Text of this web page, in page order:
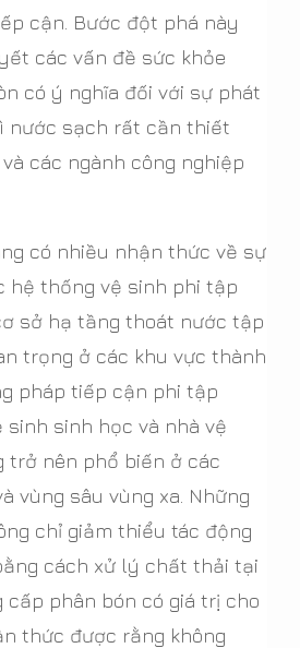
cận. Bước đột phá này
các vấn đề sức khỏe
có ý nghĩa đối với sự phát
nước sạch rất cần thiết
các ngành công nghiệp
có nhiều nhận thức về sự
hệ thống vệ sinh phi tập
sở hạ tầng thoát nước tập
trọng ở các khu vực thành
pháp tiếp cận phi tập
sinh học và nhà vệ
trở nên phổ biến ở các
vùng sâu vùng xa. Những
chỉ giảm thiểu tác động
cách xử lý chất thải tại
cấp phân bón có giá trị cho
thức được rằng không